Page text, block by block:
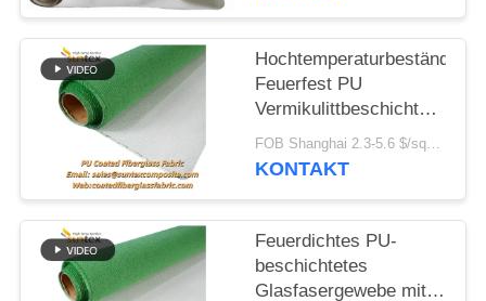
Zertifikat
Hochtemperaturbeständig
Feuerfest PU
Vermikulittbeschichtetes
Glasfaser
Isolationsgewand
FOB Shanghai 2.3-5.6 $/sqm MOQ:20 Rollen
KONTAKT
Feuerdichtes PU-
beschichtetes
Glasfasergewebe mit